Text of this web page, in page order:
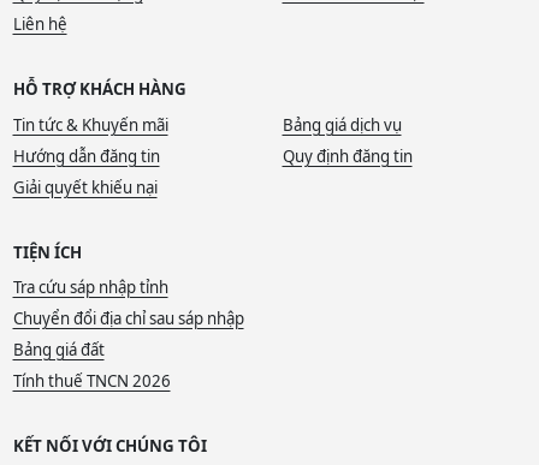
Liên hệ
HỖ TRỢ KHÁCH HÀNG
Tin tức & Khuyến mãi
Bảng giá dịch vụ
Hướng dẫn đăng tin
Quy định đăng tin
Giải quyết khiếu nại
TIỆN ÍCH
Tra cứu sáp nhập tỉnh
Chuyển đổi địa chỉ sau sáp nhập
Bảng giá đất
Tính thuế TNCN 2026
KẾT NỐI VỚI CHÚNG TÔI